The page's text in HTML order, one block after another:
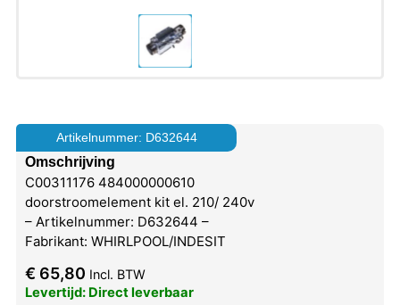
Artikelnummer: D632644
Omschrijving
C00311176 484000000610
doorstroomelement kit el. 210/ 240v
– Artikelnummer: D632644 –
Fabrikant: WHIRLPOOL/INDESIT
€ 65,80 Incl. BTW
Levertijd: Direct leverbaar